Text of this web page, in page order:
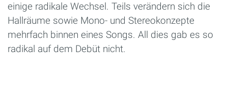
einige radikale Wechsel. Teils verändern sich die
Hallräume sowie Mono- und Stereokonzepte
mehrfach binnen eines Songs. All dies gab es so
radikal auf dem Debüt nicht.